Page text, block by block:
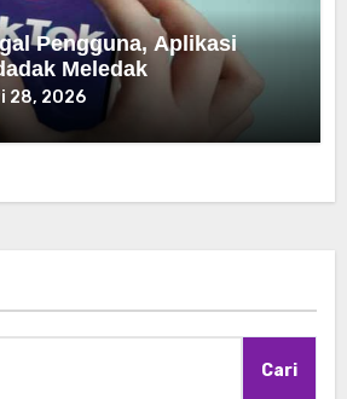
Pengguna, Aplikasi
Meledak
28, 2026
Cari